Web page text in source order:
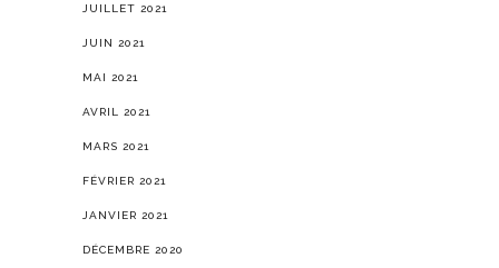
JUILLET 2021
JUIN 2021
MAI 2021
AVRIL 2021
MARS 2021
FÉVRIER 2021
JANVIER 2021
DÉCEMBRE 2020